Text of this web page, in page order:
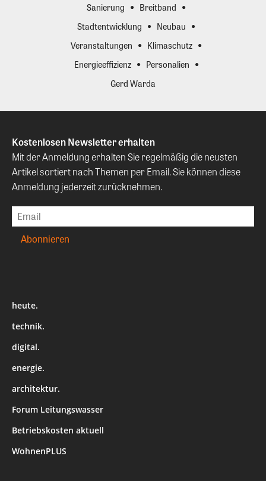
Sanierung
Breitband
Stadtentwicklung
Neubau
Veranstaltungen
Klimaschutz
Energieeffizienz
Personalien
Gerd Warda
Kostenlosen Newsletter erhalten
Mit der Anmeldung erhalten Sie regelmäßig die neusten
Artikel sortiert nach Themen per Email. Sie können diese
Anmeldung jederzeit zurücknehmen.
heute.
technik.
digital.
energie.
architektur.
Forum Leitungswasser
Betriebskosten aktuell
WohnenPLUS